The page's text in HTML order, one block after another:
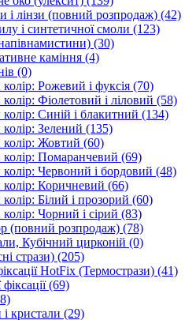
і лінзи (повний розпродаж) (42)
і синтетичної смоли (123)
(30)
каміння (4)
(0)
Рожевий і фуксія (70)
Фіолетовий і ліловий (58)
Синій і блакитний (134)
Зелений (135)
Жовтий (60)
Помаранчевий (69)
Червоний і бордовий (48)
Коричневий (66)
Білий і прозорий (60)
Чорний і сірий (83)
(повний розпродаж) (78)
Кубічний цирконій (0)
стрази) (205)
HotFix (Термострази) (41)
(69)
кристали (29)